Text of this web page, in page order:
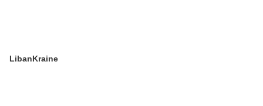
LibanKraine